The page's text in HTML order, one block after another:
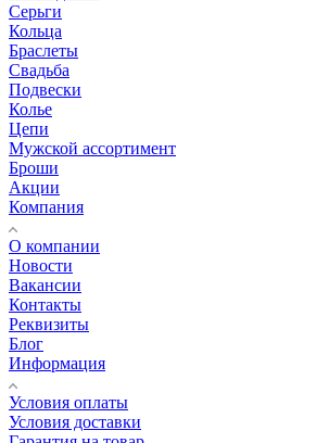
Серьги
Кольца
Браслеты
Свадьба
Подвески
Колье
Цепи
Мужской ассортимент
Броши
Акции
Компания
О компании
Новости
Вакансии
Контакты
Реквизиты
Блог
Информация
Условия оплаты
Условия доставки